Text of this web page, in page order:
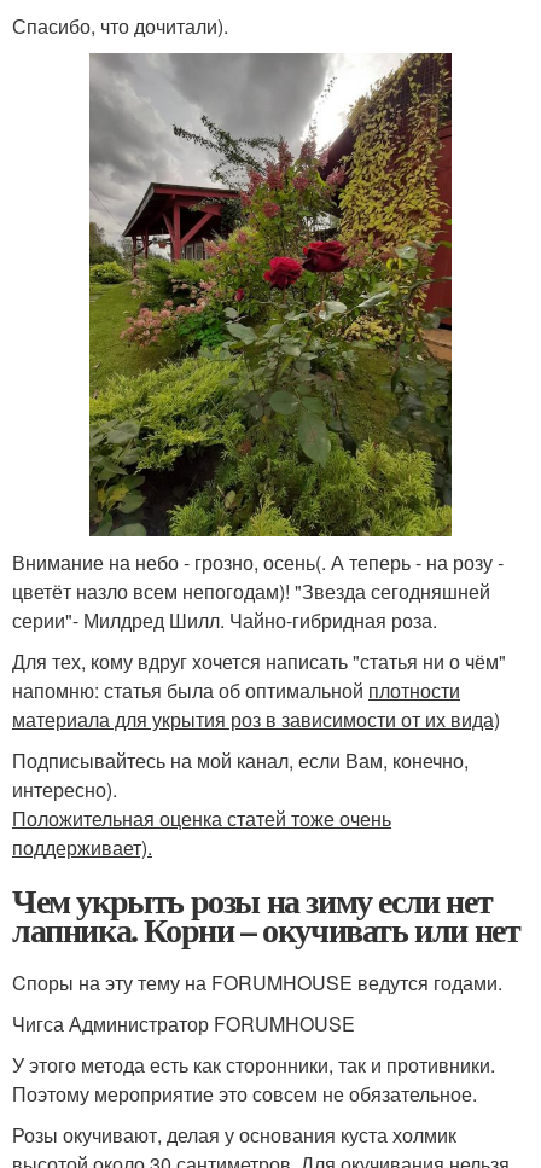
Спасибо, что дочитали).
Внимание на небо - грозно, осень(. А теперь - на розу -
цветёт назло всем непогодам)! "Звезда сегодняшней
серии"- Милдред Шилл. Чайно-гибридная роза.
Для тех, кому вдруг хочется написать "статья ни о чём"
напомню: статья была об оптимальной плотности
материала для укрытия роз в зависимости от их вида)
Подписывайтесь на мой канал, если Вам, конечно,
интересно).
Положительная оценка статей тоже очень
поддерживает).
Чем укрыть розы на зиму если нет
лапника. Корни – окучивать или нет
Cпоры на эту тему на FORUMHOUSE ведутся годами.
Чигса Администратор FORUMHOUSE
У этого метода есть как сторонники, так и противники.
Поэтому мероприятие это совсем не обязательное.
Розы окучивают, делая у основания куста холмик